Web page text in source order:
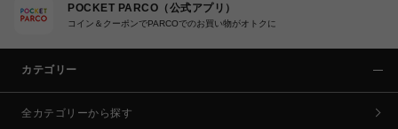
POCKET PARCO（公式アプリ）
コイン＆クーポンでPARCOでのお買い物がオトクに
カテゴリー
全カテゴリーから探す